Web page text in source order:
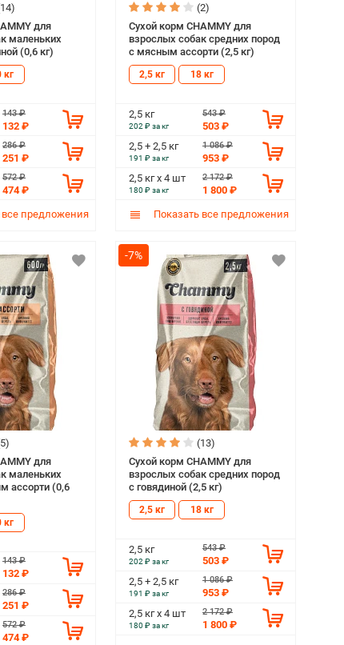
для
маленьких
(0,6 кг)
кг
143 ₽
132 ₽
286 ₽
251 ₽
572 ₽
474 ₽
все предложения
(2)
Сухой корм CHAMMY для
взрослых собак средних пород
с мясным ассорти (2,5 кг)
2,5 кг 18 кг
2,5 кг
202 ₽ за кг
543 ₽
503 ₽
2,5 + 2,5 кг
191 ₽ за кг
1 086 ₽
953 ₽
2,5 кг х 4 шт
180 ₽ за кг
2 172 ₽
1 800 ₽
Показать все предложения
для
маленьких
ассорти (0,6
кг
143 ₽
132 ₽
286 ₽
251 ₽
572 ₽
474 ₽
-7%
(13)
Сухой корм CHAMMY для
взрослых собак средних пород
с говядиной (2,5 кг)
2,5 кг 18 кг
2,5 кг
202 ₽ за кг
543 ₽
503 ₽
2,5 + 2,5 кг
191 ₽ за кг
1 086 ₽
953 ₽
2,5 кг х 4 шт
180 ₽ за кг
2 172 ₽
1 800 ₽